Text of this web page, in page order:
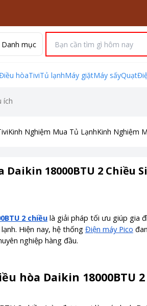
Danh mục
hòaTiviTủ lạnhMáy giặtMáy sấyQuạt
ích
Kinh Nghiệm Mua Tủ LạnhKinh Nghiệm
Daikin 18000BTU 2 Chiều
2 chiều là giải pháp tối ưu giúp gia
Hiện nay, hệ thống Điện máy Pico
nghiệp hàng đầu.
hòa Daikin 18000BTU